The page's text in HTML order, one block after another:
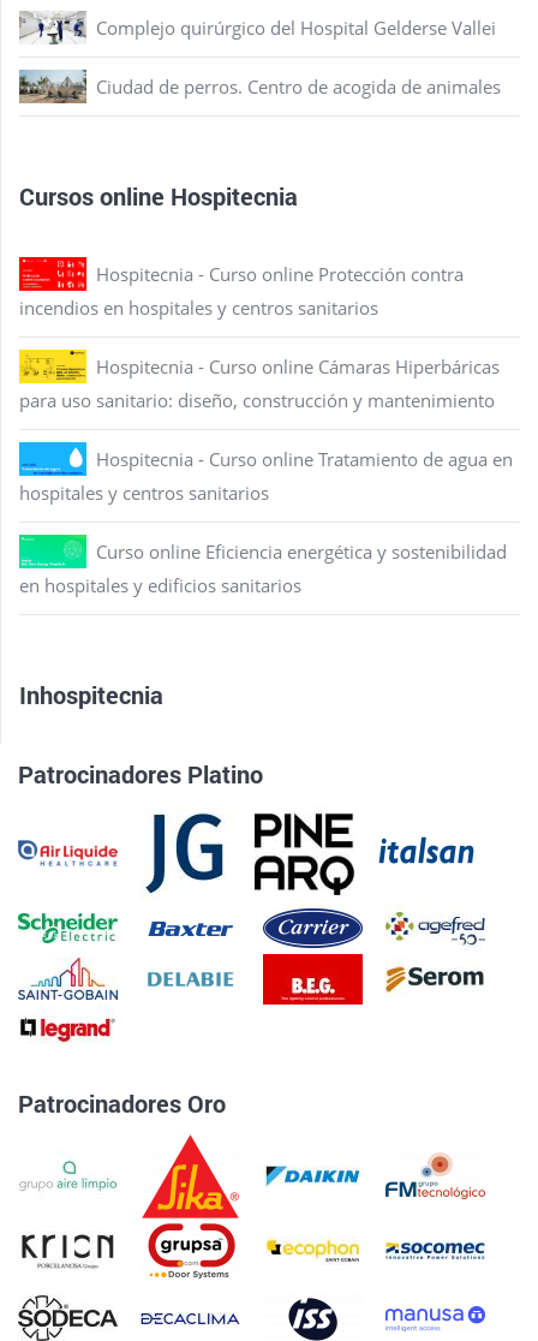
Complejo quirúrgico del Hospital Gelderse Vallei
Ciudad de perros. Centro de acogida de animales
Cursos online Hospitecnia
Hospitecnia - Curso online Protección contra
incendios en hospitales y centros sanitarios
Hospitecnia - Curso online Cámaras Hiperbáricas
para uso sanitario: diseño, construcción y mantenimiento
Hospitecnia - Curso online Tratamiento de agua en
hospitales y centros sanitarios
Curso online Eficiencia energética y sostenibilidad
en hospitales y edificios sanitarios
Inhospitecnia
Patrocinadores Platino
Patrocinadores Oro